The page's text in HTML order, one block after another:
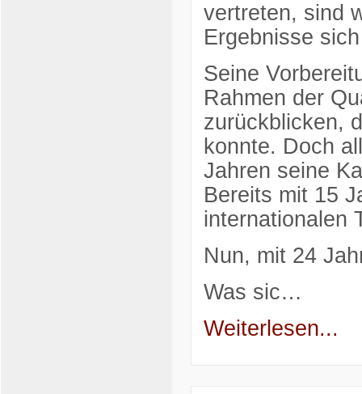
vertreten, sind
Ergebnisse
Seine
Rahmen der
zurückblicken,
konnte. Doch
Jahren seine
Bereits mit 15
internationalen
Nun, mit 24
Was sic…
Weiterlesen...